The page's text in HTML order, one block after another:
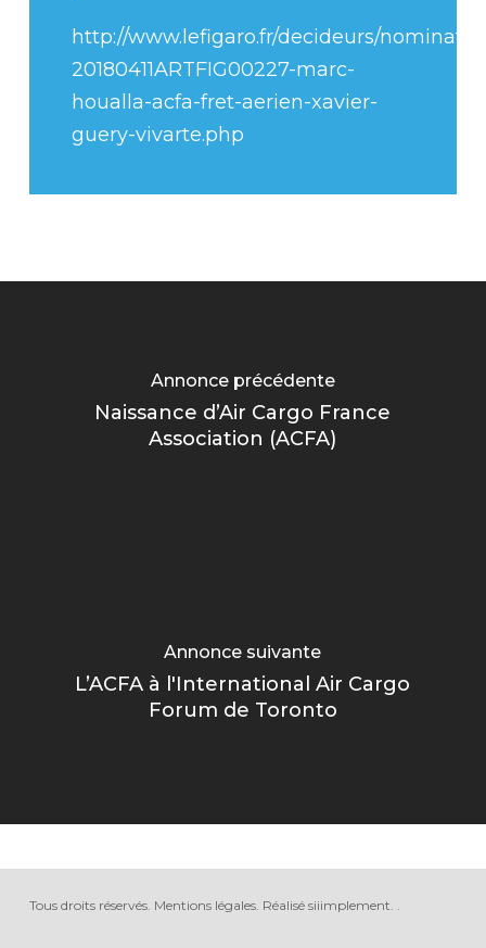
http://www.lefigaro.fr/decideurs/
20180411ARTFIG00227-marc-
houalla-acfa-fret-aerien-xavier-
guery-vivarte.php
Annonce précédente
Naissance d’Air Cargo France
Association (ACFA)
Annonce suivante
L’ACFA à l'International Air Cargo
Forum de Toronto
Tous droits réservés. Mentions légales. Réalisé siiimplement. .